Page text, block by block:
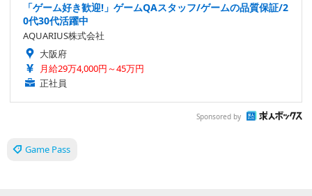
「ゲーム好き歓迎!」ゲームQAスタッフ/ゲームの品質保証/2
0代30代活躍中
AQUARIUS株式会社
大阪府
月給29万4,000円～45万円
正社員
Sponsored by
Game Pass